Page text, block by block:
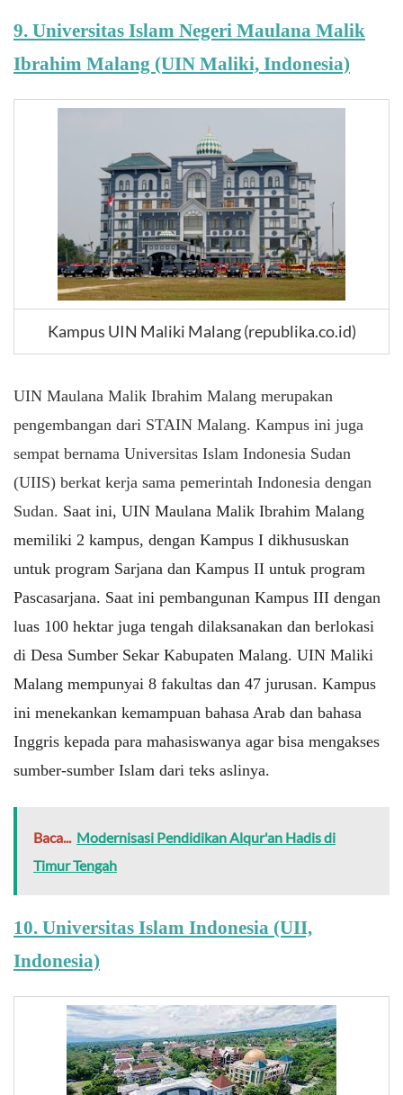
9. Universitas Islam Negeri Maulana Malik
Ibrahim Malang (UIN Maliki, Indonesia)
Kampus UIN Maliki Malang (republika.co.id)
UIN Maulana Malik Ibrahim Malang merupakan
pengembangan dari STAIN Malang. Kampus ini juga
sempat bernama Universitas Islam Indonesia Sudan
(UIIS) berkat kerja sama pemerintah Indonesia dengan
Sudan. Saat ini, UIN Maulana Malik Ibrahim Malang
memiliki 2 kampus, dengan Kampus I dikhususkan
untuk program Sarjana dan Kampus II untuk program
Pascasarjana. Saat ini pembangunan Kampus III dengan
luas 100 hektar juga tengah dilaksanakan dan berlokasi
di Desa Sumber Sekar Kabupaten Malang. UIN Maliki
Malang mempunyai 8 fakultas dan 47 jurusan. Kampus
ini menekankan kemampuan bahasa Arab dan bahasa
Inggris kepada para mahasiswanya agar bisa mengakses
sumber-sumber Islam dari teks aslinya.
Baca... Modernisasi Pendidikan Alqur'an Hadis di
Timur Tengah
10. Universitas Islam Indonesia (UII,
Indonesia)